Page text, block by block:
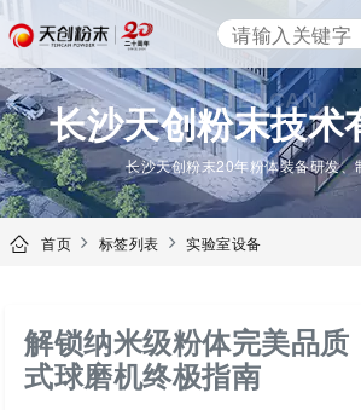
长沙天创粉末技术
TENCAN
长沙天创粉末20年粉体装备研发、
首页 标签列表 实验室设备
解锁纳米级粉体完美品质
式球磨机终极指南